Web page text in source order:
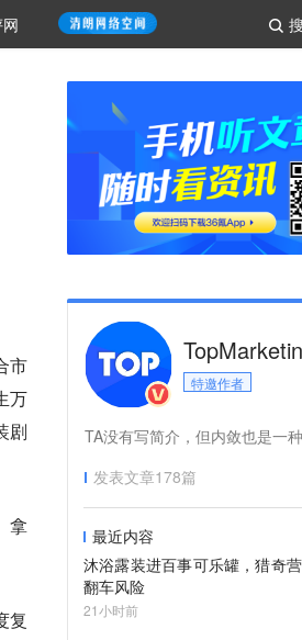
市
万
剧
拿
复
特邀作者
TA没有写简介，但内敛也是一
发表文章178篇
最近内容
沐浴露装进百事可乐罐，猎奇
翻车风险
21小时前